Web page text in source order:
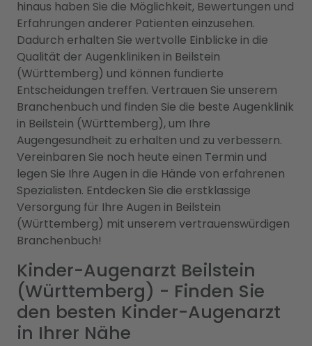
hinaus haben Sie die Möglichkeit, Bewertungen und
Erfahrungen anderer Patienten einzusehen.
Dadurch erhalten Sie wertvolle Einblicke in die
Qualität der Augenkliniken in Beilstein
(Württemberg) und können fundierte
Entscheidungen treffen. Vertrauen Sie unserem
Branchenbuch und finden Sie die beste Augenklinik
in Beilstein (Württemberg), um Ihre
Augengesundheit zu erhalten und zu verbessern.
Vereinbaren Sie noch heute einen Termin und
legen Sie Ihre Augen in die Hände von erfahrenen
Spezialisten. Entdecken Sie die erstklassige
Versorgung für Ihre Augen in Beilstein
(Württemberg) mit unserem vertrauenswürdigen
Branchenbuch!
Kinder-Augenarzt Beilstein
(Württemberg) - Finden Sie
den besten Kinder-Augenarzt
in Ihrer Nähe